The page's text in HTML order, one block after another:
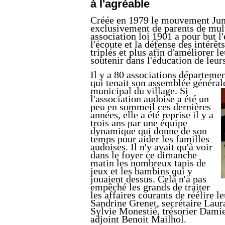
à l'agréable
Créée en 1979 le mouvement
exclusivement de parents de
association loi 1901 a pour but
l'écoute et la défense des
triplés et plus afin d'améliorer
soutenir dans l'éducation de
Il y a 80 associations
qui tenait son assemblée
municipal du village. Si
l'association audoise a été un
peu en sommeil ces dernières
années, elle a été reprise il y a
trois ans par une équipe
dynamique qui donne de son
temps pour aider les familles
audoises. Il n'y avait qu'à voir
dans le foyer ce dimanche
matin les nombreux tapis de
jeux et les bambins qui y
jouaient dessus. Celà n'a pas
empêché les grands de traiter
les affaires courants de réélire
Sandrine Grenet, secrétaire
Sylvie Monestié, trésorier
adjoint Benoit Mailhol.